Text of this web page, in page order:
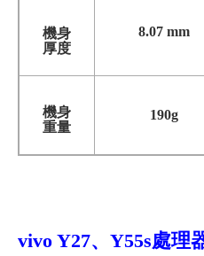
機身
厚度
8.07 mm
機身
重量
190g
vivo Y27、Y55s處理